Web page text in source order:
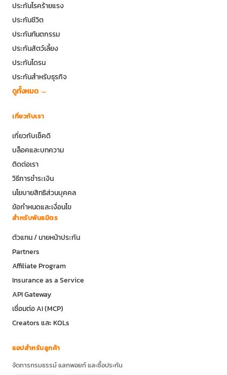
ประกันโรคร้ายแรง
ประกันชีวิต
ประกันทันตกรรม
ประกันสัตว์เลี้ยง
ประกันโดรน
ประกันสำหรับธุรกิจ
ดูทั้งหมด →
เกี่ยวกับเรา
เกี่ยวกับเช็คดิ
บล็อคและบทความ
ติดต่อเรา
วิธีการชำระเงิน
นโยบายสิทธิส่วนบุคคล
ข้อกำหนดและเงื่อนไข
สำหรับพันธมิตร
ตัวแทน / นายหน้าประกัน
Partners
Affiliate Program
Insurance as a Service
API Gateway
เชื่อมต่อ AI (MCP)
Creators และ KOLs
แอปสำหรับลูกค้า
จัดการกรมธรรม์ แลกพอยท์ และซื้อประกัน